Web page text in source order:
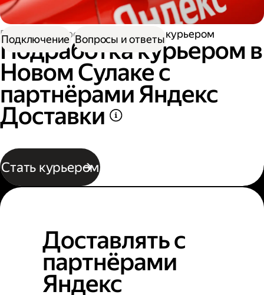
Работа курьером Подработка курьером
Подработка курьером в
Новом Сулаке с
партнёрами Яндекс
Доставки
Стать курьером
Подключение Вопросы и ответы
Доставлять с
партнёрами
Яндекс